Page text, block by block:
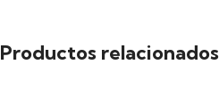
Productos relacionados